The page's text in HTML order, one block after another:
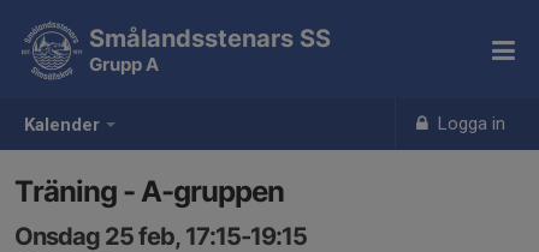
Kalender Logga in
Smålandsstenars SS
Grupp A
Träning - A-gruppen
Onsdag 25 feb, 17:15-19:15